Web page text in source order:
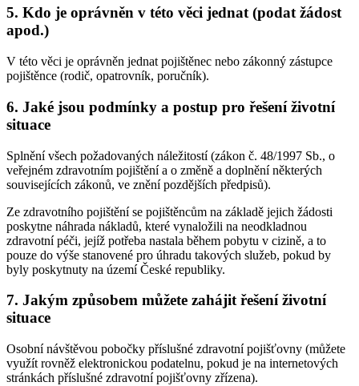
5. Kdo je oprávněn v této věci jednat (podat žádost
apod.)
V této věci je oprávněn jednat pojištěnec nebo zákonný zástupce
pojištěnce (rodič, opatrovník, poručník).
6. Jaké jsou podmínky a postup pro řešení životní
situace
Splnění všech požadovaných náležitostí (zákon č. 48/1997 Sb., o
veřejném zdravotním pojištění a o změně a doplnění některých
souvisejících zákonů, ve znění pozdějších předpisů).
Ze zdravotního pojištění se pojištěncům na základě jejich žádosti
poskytne náhrada nákladů, které vynaložili na neodkladnou
zdravotní péči, jejíž potřeba nastala během pobytu v cizině, a to
pouze do výše stanovené pro úhradu takových služeb, pokud by
byly poskytnuty na území České republiky.
7. Jakým způsobem můžete zahájit řešení životní
situace
Osobní návštěvou pobočky příslušné zdravotní pojišťovny (můžete
využít rovněž elektronickou podatelnu, pokud je na internetových
stránkách příslušné zdravotní pojišťovny zřízena).